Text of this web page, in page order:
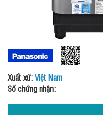
Xuất xứ:Việt Nam
Số chứng nhận: